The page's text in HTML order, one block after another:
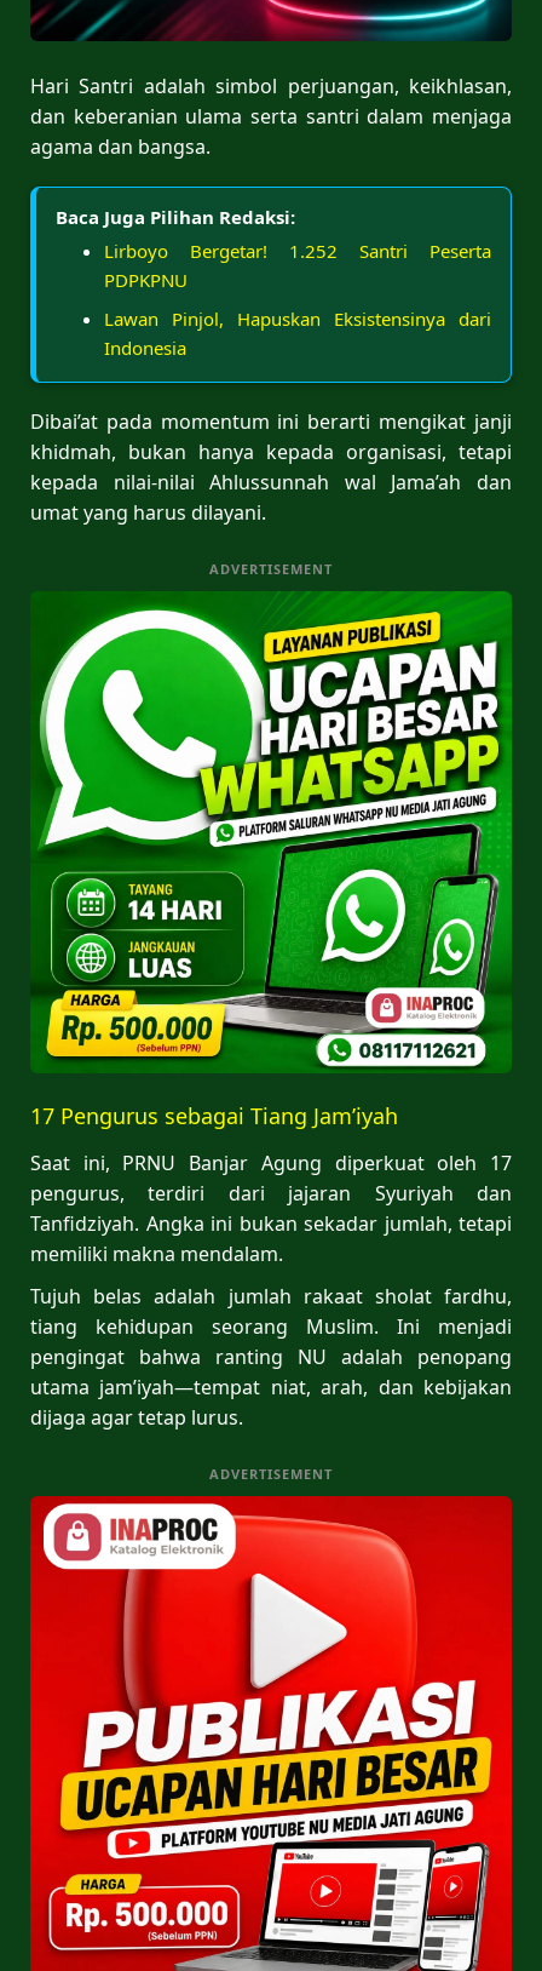
Hari Santri adalah simbol perjuangan, keikhlasan,
dan keberanian ulama serta santri dalam menjaga
agama dan bangsa.
Baca Juga Pilihan Redaksi:
Lirboyo Bergetar! 1.252 Santri Peserta
PDPKPNU
Lawan Pinjol, Hapuskan Eksistensinya dari
Indonesia
Dibai’at pada momentum ini berarti mengikat janji
khidmah, bukan hanya kepada organisasi, tetapi
kepada nilai-nilai Ahlussunnah wal Jama’ah dan
umat yang harus dilayani.
ADVERTISEMENT
17 Pengurus sebagai Tiang Jam’iyah
Saat ini, PRNU Banjar Agung diperkuat oleh 17
pengurus, terdiri dari jajaran Syuriyah dan
Tanfidziyah. Angka ini bukan sekadar jumlah, tetapi
memiliki makna mendalam.
Tujuh belas adalah jumlah rakaat sholat fardhu,
tiang kehidupan seorang Muslim. Ini menjadi
pengingat bahwa ranting NU adalah penopang
utama jam’iyah—tempat niat, arah, dan kebijakan
dijaga agar tetap lurus.
ADVERTISEMENT